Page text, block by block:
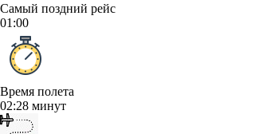
Самый поздний рейс
01:00
Время полета
02:28 минут